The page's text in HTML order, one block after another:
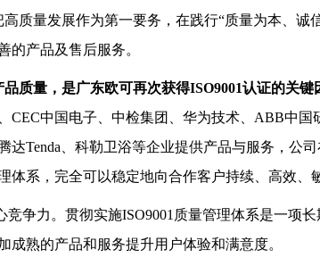
质量发展作为第一要务，在践行“质量为本、诚
的产品及售后服务。
量，是广东欧可再次获得ISO9001认证的关键
CEC中国电子、中检集团、华为技术、 ABB中国
达Tenda、科勒卫浴等企业提供产品与服务，公
系，完全可以稳定地向合作客户持续、高效、
力。贯彻实施ISO9001质量管理体系是一项
熟的产品和服务提升用户体验和满意度。